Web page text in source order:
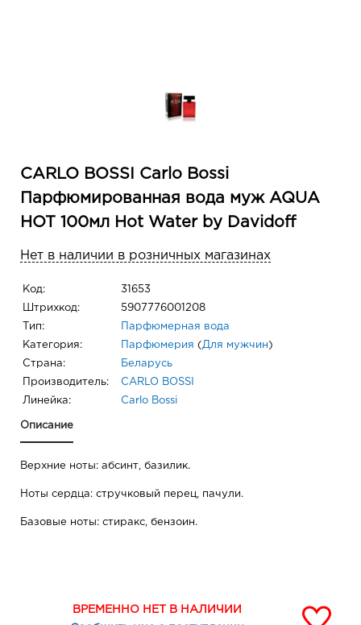
CARLO BOSSI Carlo Bossi
Парфюмированная вода муж AQUA
HOT 100мл Hot Water by Davidoff
Нет в наличии в розничных магазинах
Код: 31653
Штрихкод: 5907776001208
Тип: Парфюмерная вода
Категория: Парфюмерия ( Для мужчин )
Страна: Беларусь
Производитель: CARLO BOSSI
Линейка: Carlo Bossi
Описание
Верхние ноты: абсинт, базилик.
Ноты сердца: стручковый перец, пачули.
Базовые ноты: стиракс, бензоин.
ВРЕМЕННО НЕТ В НАЛИЧИИ